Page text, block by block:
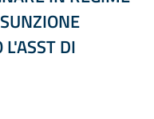
L'ASST DI